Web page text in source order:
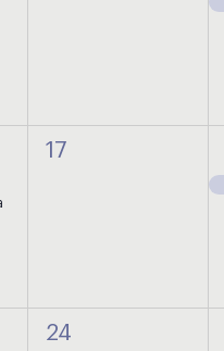
0
esdeveniments,
17
0
24